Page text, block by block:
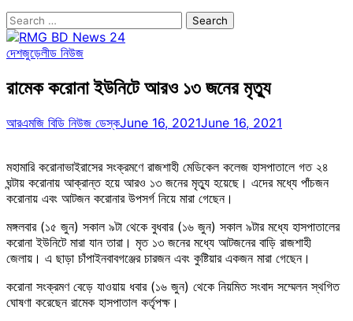
Search
for:
দেশজুড়েলীড নিউজ
রামেক করোনা ইউনিটে আরও ১৩ জনের মৃত্যু
আরএমজি বিডি নিউজ ডেস্কJune 16, 2021June 16, 2021
মহামারি করোনাভাইরাসের সংক্রমণে রাজশাহী মেডিকেল কলেজ হাসপাতালে গত ২৪
ঘন্টায় করোনায় আক্রান্ত হয়ে আরও ১৩ জনের মৃত্যু হয়েছে। এদের মধ্যে পাঁচজন
করোনায় এবং আটজন করোনার উপসর্গ নিয়ে মারা গেছেন।
মঙ্গলবার (১৫ জুন) সকাল ৯টা থেকে বুধবার (১৬ জুন) সকাল ৯টার মধ্যে হাসপাতালের
করোনা ইউনিটে মারা যান তারা। মৃত ১৩ জনের মধ্যে আটজনের বাড়ি রাজশাহী
জেলায়। এ ছাড়া চাঁপাইনবাবগঞ্জের চারজন এবং কুষ্টিয়ার একজন মারা গেছেন।
করোনা সংক্রমণ বেড়ে যাওয়ায় ধবার (১৬ জুন) থেকে নিয়মিত সংবাদ সম্মেলন স্থগিত
ঘোষণা করেছেন রামেক হাসপাতাল কর্তৃপক্ষ।